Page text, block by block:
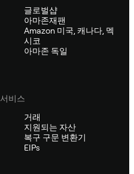
글로벌샵
아마존재팬
Amazon 미국, 캐나다, 멕
시코
아마존 독일
서비스
거래
지원되는 자산
복구 구문 변환기
EIPs